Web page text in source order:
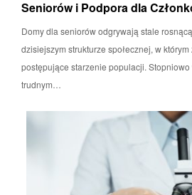
Seniorów i Podpora dla
Domy dla seniorów odgrywają stale
dzisiejszym strukturze społecznej, w
postępujące starzenie populacji.
trudnym…